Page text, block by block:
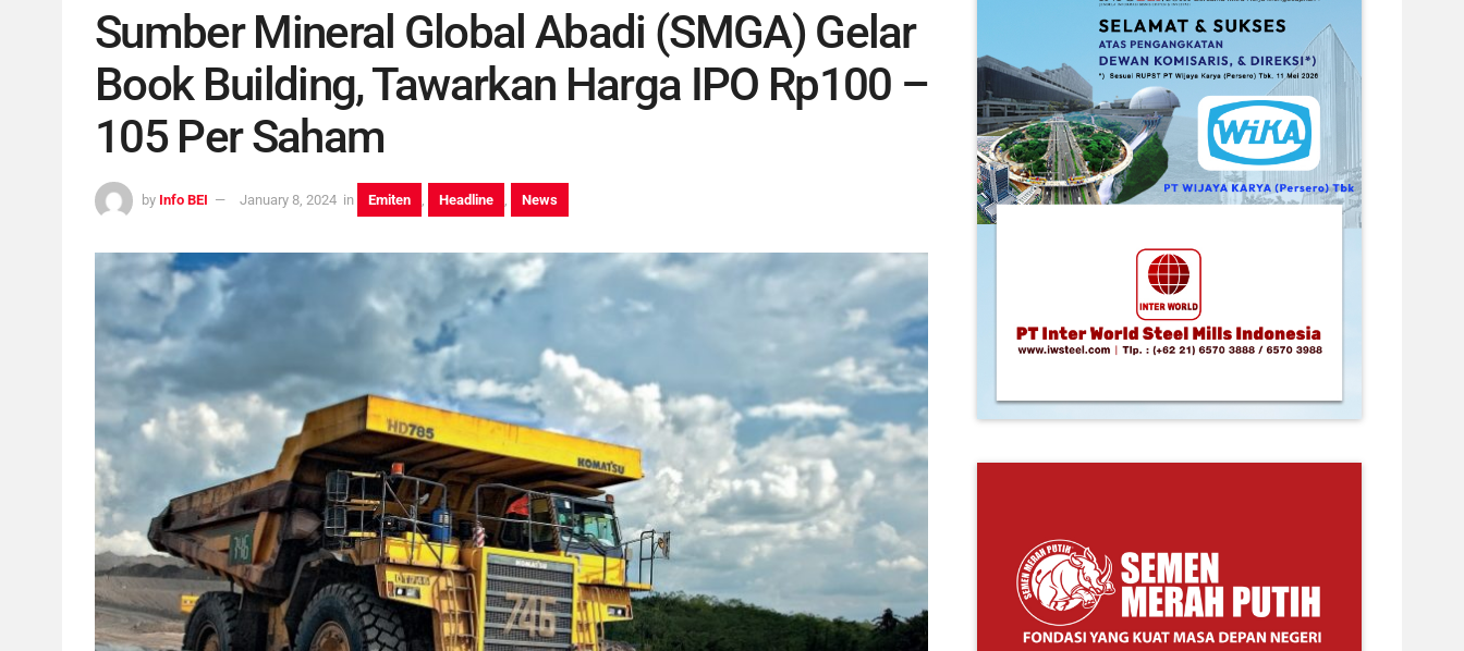
Sumber Mineral Global Abadi (SMGA) Gelar
Book Building, Tawarkan Harga IPO Rp100 –
105 Per Saham
by Info BEI January 8, 2024 in Emiten Headline News